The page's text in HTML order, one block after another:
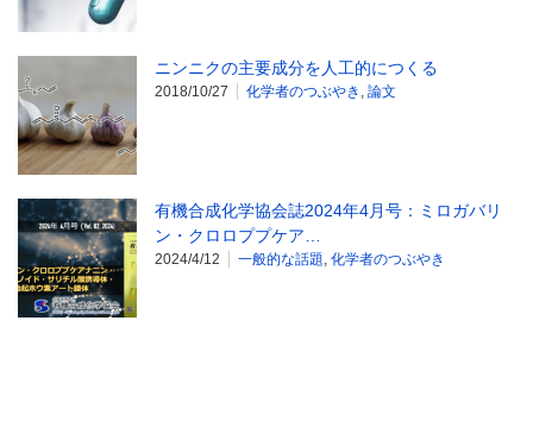
ニンニクの主要成分を人工的につくる
2018/10/27 化学者のつぶやき 論文
有機合成化学協会誌2024年4月号：ミロガバリ
ン・クロロププケア…
2024/4/12 一般的な話題 化学者のつぶやき